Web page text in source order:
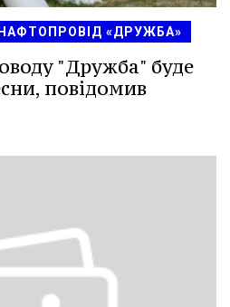
«ДРУЖБА»
"Дружба" буде
повідомив